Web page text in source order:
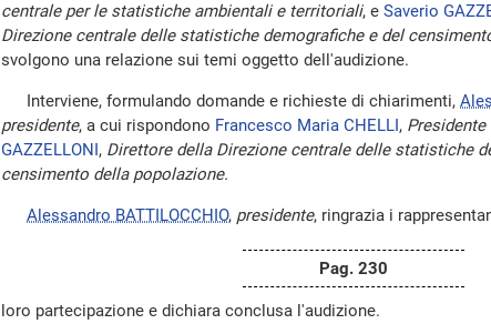
centrale per le statistiche ambientali e territoriali, e Saverio
Direzione centrale delle statistiche demografiche e del
svolgono una relazione sui temi oggetto dell'audizione.
Interviene, formulando domande e richieste di chiarimenti,
presidente, a cui rispondono Francesco Maria CHELLI,
GAZZELLONI, Direttore della Direzione centrale delle statistiche
censimento della popolazione.
Alessandro BATTILOCCHIO, presidente, ringrazia i
Pag. 230
loro partecipazione e dichiara conclusa l'audizione.